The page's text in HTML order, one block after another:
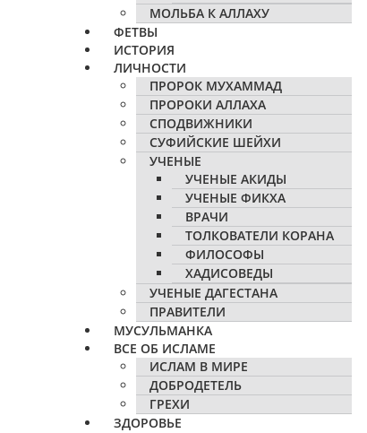
МОЛЬБА К АЛЛАХУ
ФЕТВЫ
ИСТОРИЯ
ЛИЧНОСТИ
ПРОРОК МУХАММАД
ПРОРОКИ АЛЛАХА
СПОДВИЖНИКИ
СУФИЙСКИЕ ШЕЙХИ
УЧЕНЫЕ
УЧЕНЫЕ АКИДЫ
УЧЕНЫЕ ФИКХА
ВРАЧИ
ТОЛКОВАТЕЛИ КОРАНА
ФИЛОСОФЫ
ХАДИСОВЕДЫ
УЧЕНЫЕ ДАГЕСТАНА
ПРАВИТЕЛИ
МУСУЛЬМАНКА
ВСЕ ОБ ИСЛАМЕ
ИСЛАМ В МИРЕ
ДОБРОДЕТЕЛЬ
ГРЕХИ
ЗДОРОВЬЕ